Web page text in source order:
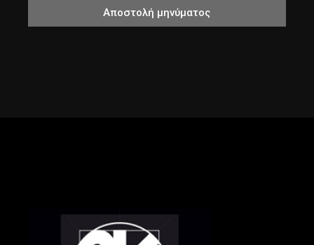
Αποστολή μηνύματος